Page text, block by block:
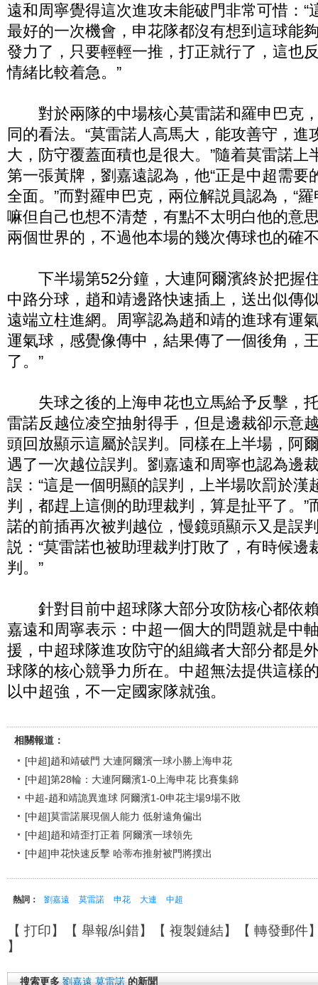
遠和周寧覺得這次進攻未能破門非常可惜：“
最好的一次機會，申花隊都沒有想到這球能
發力了，只要輕輕一推，打正就行了，這也
情緒比較着急。”
對於兩隊的中場核心莫雷諾和羅申巴克
同的看法。“莫雷諾人高馬大，能攻善守，進
大，防守覆蓋面積也是很大。”隨着莫雷諾上
第一張黃牌，劉嘉遠認為，他“正是中超需要
全面。”而對羅申巴克，兩位解説員認為，“
嘛但自己也想不清楚，有點不太明白他的意
兩個世界的，不過他本場的幾次傳球也的確
下半場第52分鐘，大連阿爾濱終於把握
中路分球，趙和靖邊路快速插上，送出似傳
遠端立柱進網。周寧認為趙和靖的進球有運
運氣球，感覺像傳中，結果傳了一個後角，
了。”
失球之後的上海申花也立馬給予反擊，
雷諾反越位凌空抽射得手，但是邊裁卻示意
頭回放顯示這屬於誤判。同樣在上半場，阿
遇了一次越位誤判。劉嘉遠和周寧也認為邊
誤：“這是一個明顯的誤判，上半場吹罰於漢
判，都趕上這側的助理裁判，算是扯平了。”
諾的前插再次被判越位，慢鏡頭顯示又是誤
説：“莫雷諾也被助理裁判打敗了，有時候邊
判。”
針對目前中超球隊大部分攻防核心都依
嘉遠和周寧表示：中超一個大的問題就是中
援，中超球隊進攻防守的組織者大部分都是
球隊的核心競爭力所在。中超無法提供這樣
以中超強，不一定國家隊就強。
相關報道：
[中超]趙和靖破門 大連阿爾濱一球小勝上海申花
[中超]第28輪：大連阿爾濱1-0上海申花 比賽集錦
中超-趙和靖詭異進球 阿爾濱1-0申花主場9場不敗
[中超]莫雷諾展現個人能力 低射遠角偏出
[中超]趙和靖歪打正着 阿爾濱一球領先
[中超]申花快速反擊 哈蒂布推射被門將撲出
熱詞： 劉嘉遠 莫雷諾 申花 大連 中超
【 打印】【 舉報/糾錯】【 複製鏈結】【 轉發郵件
】
搜索更多 劉嘉遠 莫雷諾 的新聞